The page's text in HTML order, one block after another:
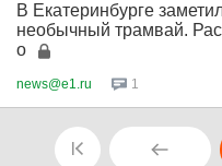
В Екатеринбурге
необычный трамвай.
о
news@e1.ru 1